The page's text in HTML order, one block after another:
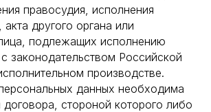
правосудия, исполнения
другого органа или
подлежащих исполнению
законодательством Российской
производстве.
данных необходима
договора, стороной которого либо